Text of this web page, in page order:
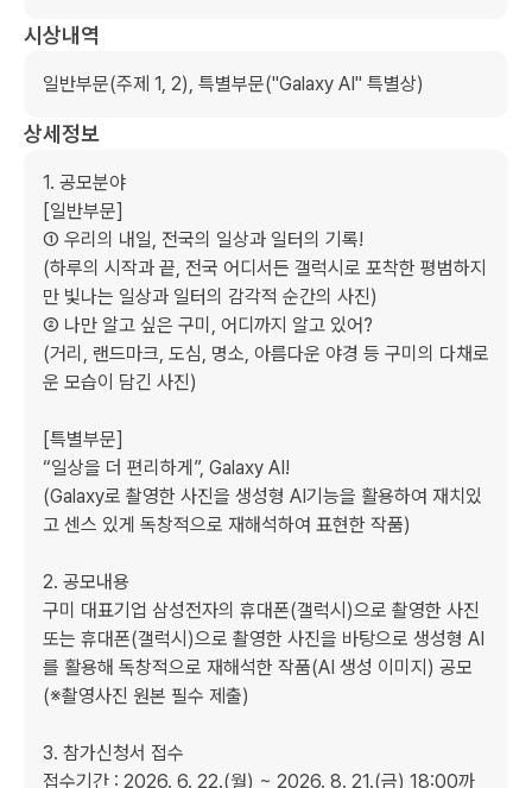
시상내역
일반부문(주제 1, 2), 특별부문("Galaxy AI" 특별상)
상세정보
1. 공모분야
[일반부문]
① 우리의 내일, 전국의 일상과 일터의 기록!
(하루의 시작과 끝, 전국 어디서든 갤럭시로 포착한 평범하지
만 빛나는 일상과 일터의 감각적 순간의 사진)
② 나만 알고 싶은 구미, 어디까지 알고 있어?
(거리, 랜드마크, 도심, 명소, 아름다운 야경 등 구미의 다채로
운 모습이 담긴 사진)
[특별부문]
“일상을 더 편리하게”, Galaxy AI!
(Galaxy로 촬영한 사진을 생성형 AI기능을 활용하여 재치있
고 센스 있게 독창적으로 재해석하여 표현한 작품)
2. 공모내용
구미 대표기업 삼성전자의 휴대폰(갤럭시)으로 촬영한 사진
또는 휴대폰(갤럭시)으로 촬영한 사진을 바탕으로 생성형 AI
를 활용해 독창적으로 재해석한 작품(AI 생성 이미지) 공모
(※촬영사진 원본 필수 제출)
3. 참가신청서 접수
접수기간 : 2026. 6. 22.(월) ~ 2026. 8. 21.(금) 18:00까